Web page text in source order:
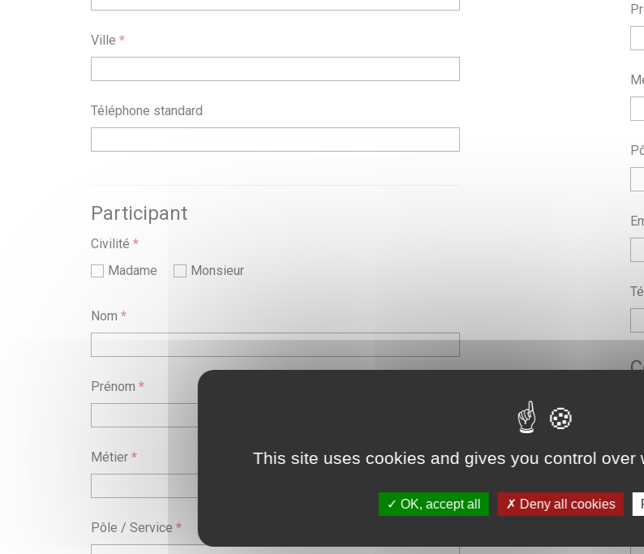
Ville *
Téléphone standard
Participant
Civilité *
Madame
Monsieur
Nom *
Prénom *
Métier *
Pôle / Service *
This site uses cookies and gives you control over
OK, accept all Deny all cookies